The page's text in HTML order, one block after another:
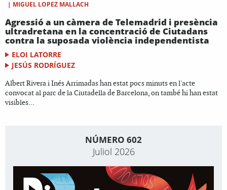
| MIGUEL LOPEZ MALLACH
Agressió a un càmera de Telemadrid i presència
ultradretana en la concentració de Ciutadans
contra la suposada violència independentista
ELOI LATORRE
JESÚS RODRÍGUEZ
Albert Rivera i Inés Arrimadas han estat pocs minuts en l'acte
convocat al parc de la Ciutadella de Barcelona, on també hi han estat
visibles...
NÚMERO 602
Juliol 2026